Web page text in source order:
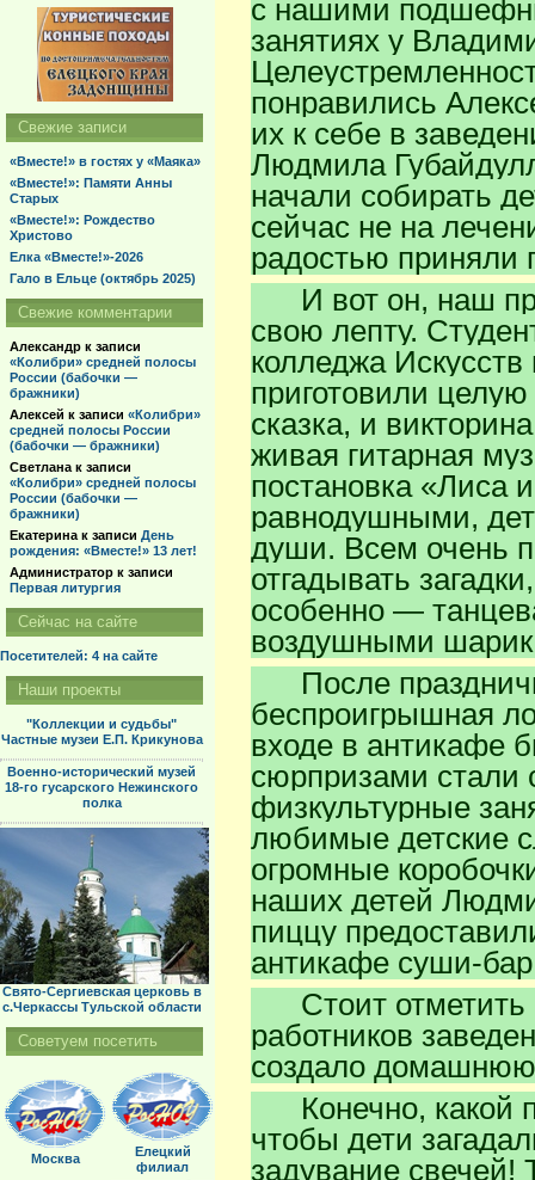
с нашими
занятиях у
понравились
их к себе в
Людмила
начали собирать
сейчас не на
радостью приняли
И вот он, наш
свою лепту.
колледжа
приготовили
сказка, и
живая гитарная
постановка «Лиса
равнодушными,
души. Всем очень
отгадывать
особенно —
воздушными
После
беспроигрышная
входе в антикафе
сюрпризами стали
физкультурные
любимые детские
огромные
наших детей
пиццу
антикафе суши-
Стоит отметить
работников
создало
Конечно, какой
чтобы дети
задувание свечей!
Свежие записи
«Вместе!» в гостях у «Маяка»
«Вместе!»: Памяти Анны
Старых
«Вместе!»: Рождество
Христово
Елка «Вместе!»-2026
Гало в Ельце (октябрь 2025)
Свежие комментарии
Александр к записи
«Колибри» средней полосы
России (бабочки —
бражники)
Алексей к записи «Колибри»
средней полосы России
(бабочки — бражники)
Светлана к записи
«Колибри» средней полосы
России (бабочки —
бражники)
Екатерина к записи День
рождения: «Вместе!» 13 лет!
Администратор к записи
Первая литургия
Сейчас на сайте
Посетителей: 4 на сайте
Наши проекты
"Коллекции и судьбы"
Частные музеи Е.П. Крикунова
Военно-исторический музей
18-го гусарского Нежинского
полка
Свято-Сергиевская церковь в
с.Черкассы Тульской области
Советуем посетить
Москва
Елецкий
филиал